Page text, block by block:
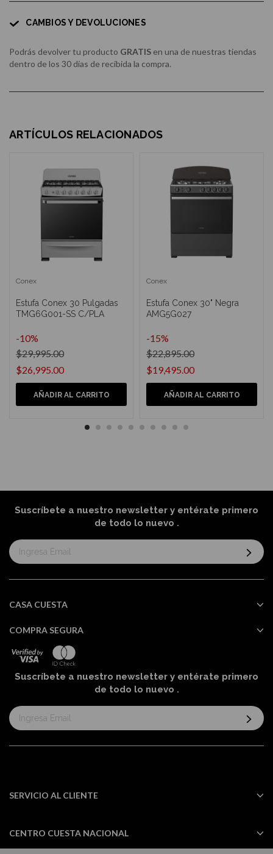
CAMBIOS Y DEVOLUCIONES
Podrás devolver tu producto GRATIS en una de nuestras tiendas
dentro de los 30 días de recibida la compra.
ARTÍCULOS RELACIONADOS
Conex
Estufa Conex 30 Pulgadas
TMG6G001-SS C/PLA
$26,995.00
$29,995.00
-10%
AÑADIR AL CARRITO
Conex
Estufa Conex 30" Negra
AMG5G027
$19,495.00
$22,895.00
-15%
AÑADIR AL CARRITO
Suscríbete a nuestro newsletter y entérate primero
de todo lo nuevo .
Suscríbase
al
informativo:
CASA CUESTA
COMPRA SEGURA
Suscríbete a nuestro newsletter y entérate primero
de todo lo nuevo .
Suscríbase
al
informativo:
SERVICIO AL CLIENTE
CENTRO CUESTA NACIONAL